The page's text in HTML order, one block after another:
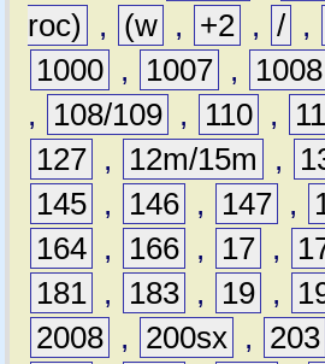
roc)
, (w , +2 , / ,
1000 , 1007 , 1008
,
108/109 , 110 ,
127 , 12m/15m ,
145 , 146 , 147 ,
164 , 166 , 17 ,
181 , 183 , 19 ,
2008 , 200sx , 203